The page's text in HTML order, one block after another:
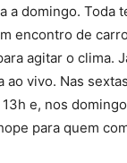
domingo.
encontro de
agitar o
vivo. Nas
e, nos
para quem